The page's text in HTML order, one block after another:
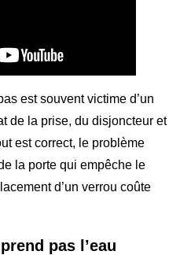
est souvent victime d’un
de la prise, du disjoncteur et
est correct, le problème
la porte qui empêche le
d’un verrou coûte
pas l’eau